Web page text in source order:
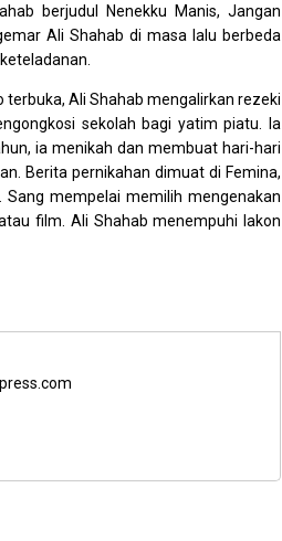
berjudul Nenekku Manis, Jangan
Ali Shahab di masa lalu berbeda
Ali Shahab mengalirkan rezeki
sekolah bagi yatim piatu. Ia
ia menikah dan membuat hari-hari
Berita pernikahan dimuat di Femina,
mempelai memilih mengenakan
film. Ali Shahab menempuhi lakon